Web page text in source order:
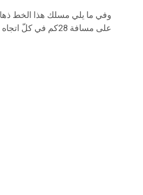
وفي ما يلي مسلك هذا الخط
على مسافة 28كم في كلّ اتجاه :